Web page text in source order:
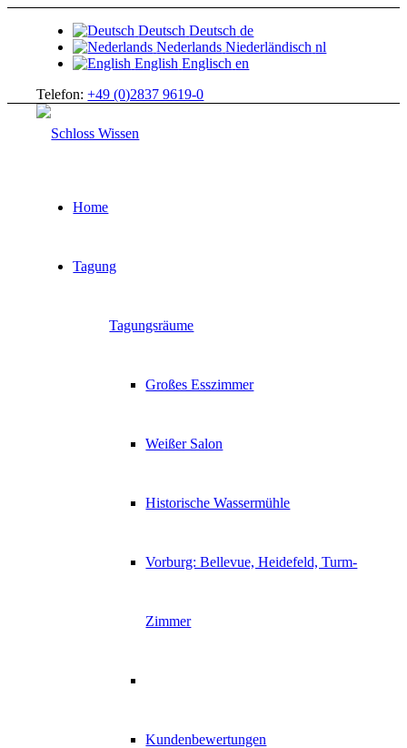
Deutsch Deutsch de
Nederlands Niederländisch nl
English Englisch en
Telefon:+49 (0)2837 9619-0
Home
Tagung
Tagungsräume
Großes Esszimmer
Weißer Salon
Historische Wassermühle
Vorburg: Bellevue, Heidefeld, Turm-
Zimmer
Kundenbewertungen